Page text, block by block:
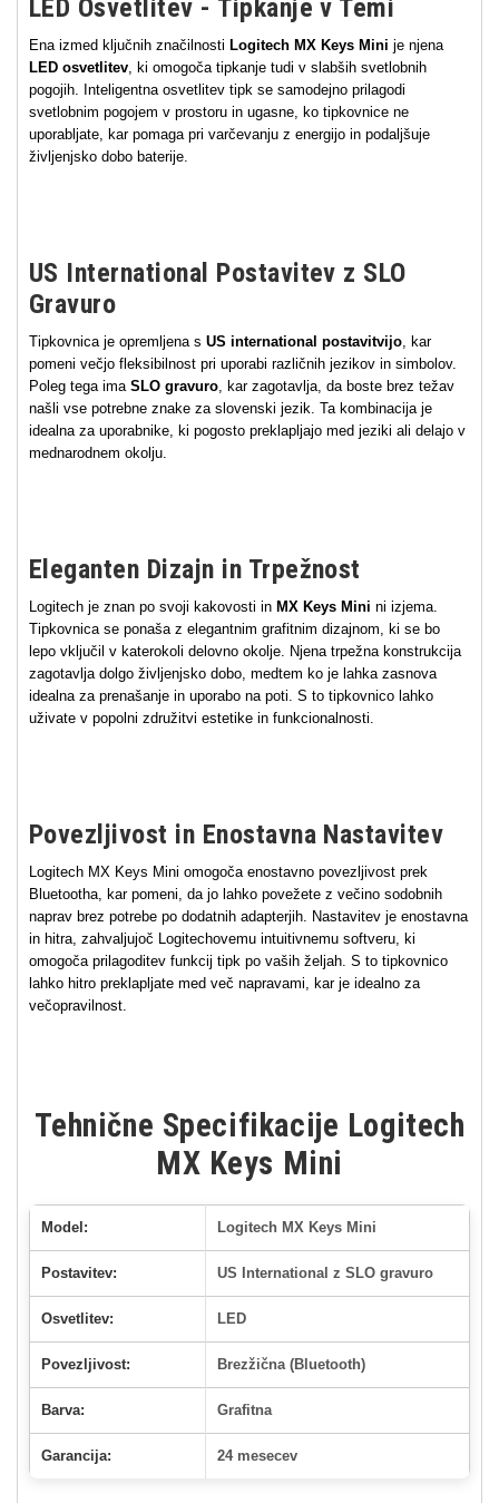
LED Osvetlitev - Tipkanje v Temi
Ena izmed ključnih značilnosti Logitech MX Keys Mini je njena
LED osvetlitev, ki omogoča tipkanje tudi v slabših svetlobnih
pogojih. Inteligentna osvetlitev tipk se samodejno prilagodi
svetlobnim pogojem v prostoru in ugasne, ko tipkovnice ne
uporabljate, kar pomaga pri varčevanju z energijo in podaljšuje
življenjsko dobo baterije.
US International Postavitev z SLO
Gravuro
Tipkovnica je opremljena s US international postavitvijo, kar
pomeni večjo fleksibilnost pri uporabi različnih jezikov in simbolov.
Poleg tega ima SLO gravuro, kar zagotavlja, da boste brez težav
našli vse potrebne znake za slovenski jezik. Ta kombinacija je
idealna za uporabnike, ki pogosto preklapljajo med jeziki ali delajo v
mednarodnem okolju.
Eleganten Dizajn in Trpežnost
Logitech je znan po svoji kakovosti in MX Keys Mini ni izjema.
Tipkovnica se ponaša z elegantnim grafitnim dizajnom, ki se bo
lepo vključil v katerokoli delovno okolje. Njena trpežna konstrukcija
zagotavlja dolgo življenjsko dobo, medtem ko je lahka zasnova
idealna za prenašanje in uporabo na poti. S to tipkovnico lahko
uživate v popolni združitvi estetike in funkcionalnosti.
Povezljivost in Enostavna Nastavitev
Logitech MX Keys Mini omogoča enostavno povezljivost prek
Bluetootha, kar pomeni, da jo lahko povežete z večino sodobnih
naprav brez potrebe po dodatnih adapterjih. Nastavitev je enostavna
in hitra, zahvaljujoč Logitechovemu intuitivnemu softveru, ki
omogoča prilagoditev funkcij tipk po vaših željah. S to tipkovnico
lahko hitro preklapljate med več napravami, kar je idealno za
večopravilnost.
Tehnične Specifikacije Logitech
MX Keys Mini
Model: Logitech MX Keys Mini
Postavitev: US International z SLO gravuro
Osvetlitev: LED
Povezljivost: Brezžična (Bluetooth)
Barva: Grafitna
Garancija: 24 mesecev